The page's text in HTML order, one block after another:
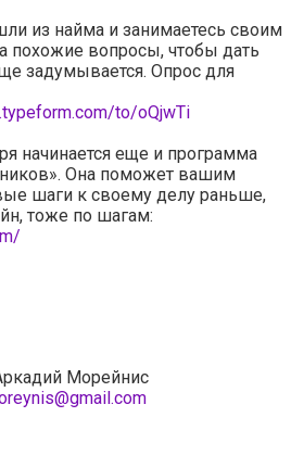
из найма и занимаетесь своим
похожие вопросы, чтобы дать
задумывается. Опрос для
to/oQjwTi
начинается еще и программа
Она поможет вашим
шаги к своему делу раньше,
тоже по шагам:
Морейнис